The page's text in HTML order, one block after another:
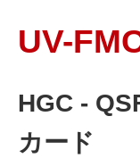
UV-
HGC -
カード